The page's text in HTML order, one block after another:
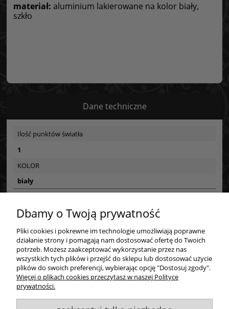
materiał: aluminium lakierowane na kolor biały,
szkło
Dane techniczne
Ilość punktów światła
1
KOLOR
biały
Bezpieczeństwo
Bezpieczeństwo
Certyfikaty i ostrzeżenie bezpieczeństwa
Posiada oznaczenie CE (zgodność z normami UE).
Producent
Zakupy
Pomoc
Moje konto
Dbamy o Twoją prywatność
Pliki cookies i pokrewne im technologie umożliwiają poprawne
działanie strony i pomagają nam dostosować ofertę do Twoich
potrzeb. Możesz zaakceptować wykorzystanie przez nas
wszystkich tych plików i przejść do sklepu lub dostosować użycie
plików do swoich preferencji, wybierając opcję "Dostosuj zgody".
Więcej o plikach cookies przeczytasz w naszej Polityce
prywatności.